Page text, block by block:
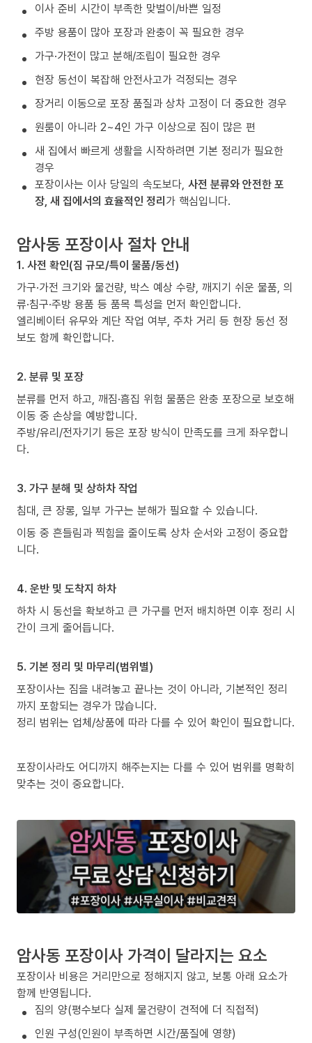
이사 준비 시간이 부족한 맞벌이/바쁜 일정
주방 용품이 많아 포장과 완충이 꼭 필요한 경우
가구·가전이 많고 분해/조립이 필요한 경우
현장 동선이 복잡해 안전사고가 걱정되는 경우
장거리 이동으로 포장 품질과 상차 고정이 더 중요한 경우
원룸이 아니라 2~4인 가구 이상으로 짐이 많은 편
새 집에서 빠르게 생활을 시작하려면 기본 정리가 필요한
경우
포장이사는 이사 당일의 속도보다, 사전 분류와 안전한 포
장, 새 집에서의 효율적인 정리가 핵심입니다.
암사동 포장이사 절차 안내
1. 사전 확인(짐 규모/특이 물품/동선)
가구·가전 크기와 물건량, 박스 예상 수량, 깨지기 쉬운 물품, 의
류·침구·주방 용품 등 품목 특성을 먼저 확인합니다.
엘리베이터 유무와 계단 작업 여부, 주차 거리 등 현장 동선 정
보도 함께 확인합니다.
2. 분류 및 포장
분류를 먼저 하고, 깨짐·흠집 위험 물품은 완충 포장으로 보호해
이동 중 손상을 예방합니다.
주방/유리/전자기기 등은 포장 방식이 만족도를 크게 좌우합니
다.
3. 가구 분해 및 상하차 작업
침대, 큰 장롱, 일부 가구는 분해가 필요할 수 있습니다.
이동 중 흔들림과 찍힘을 줄이도록 상차 순서와 고정이 중요합
니다.
4. 운반 및 도착지 하차
하차 시 동선을 확보하고 큰 가구를 먼저 배치하면 이후 정리 시
간이 크게 줄어듭니다.
5. 기본 정리 및 마무리(범위별)
포장이사는 짐을 내려놓고 끝나는 것이 아니라, 기본적인 정리
까지 포함되는 경우가 많습니다.
정리 범위는 업체/상품에 따라 다를 수 있어 확인이 필요합니다.
포장이사라도 어디까지 해주는지는 다를 수 있어 범위를 명확히
맞추는 것이 중요합니다.
암사동 포장이사 가격이 달라지는 요소
포장이사 비용은 거리만으로 정해지지 않고, 보통 아래 요소가
함께 반영됩니다.
짐의 양(평수보다 실제 물건량이 견적에 더 직접적)
인원 구성(인원이 부족하면 시간/품질에 영향)